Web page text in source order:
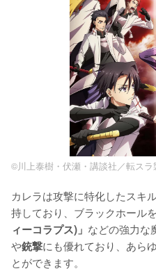
©️川上泰樹・伏瀬・講談社／転スラ
カレラは攻撃に特化したスキ
持しており、ブラックホール
ィーコラプス)」 などの強力な
や銃撃にも優れており、あら
とができます。